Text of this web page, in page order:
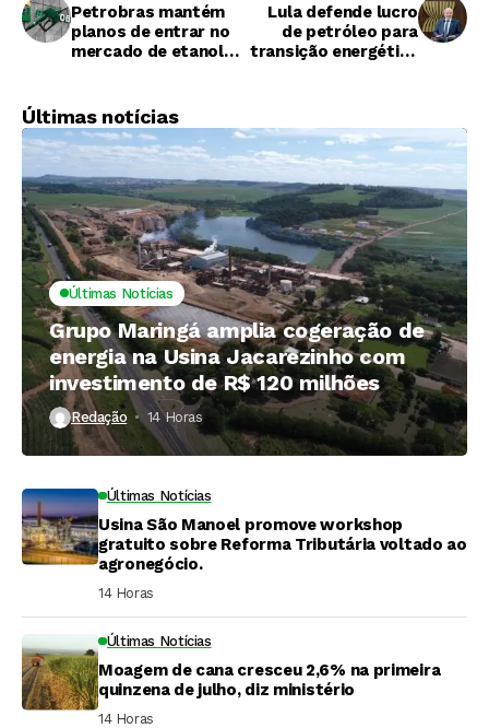
Petrobras mantém
planos de entrar no
mercado de etanol
Lula defende lucro
de petróleo para
transição energética
Últimas notícias
Últimas Notícias
Grupo Maringá amplia cogeração de
energia na Usina Jacarezinho com
investimento de R$ 120 milhões
Redação 14 Horas ⁮
Últimas Notícias
Usina São Manoel promove workshop
gratuito sobre Reforma Tributária voltado ao
agronegócio.
14 Horas ⁮
Últimas Notícias
Moagem de cana cresceu 2,6% na primeira
quinzena de julho, diz ministério
14 Horas ⁮